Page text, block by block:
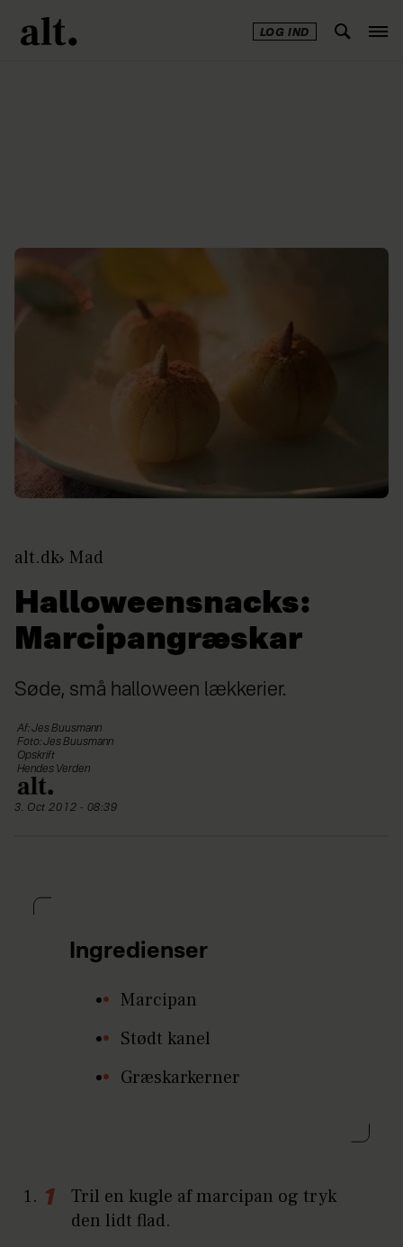
LOG IND
alt.dk Mad
Halloweensnacks:
Marcipangræskar
Søde, små halloween lækkerier.
Af: Jes Buusmann
Foto: Jes Buusmann
Opskrift
Hendes Verden
3. Oct 2012 - 08:39
Ingredienser
Marcipan
Stødt kanel
Græskarkerner
Tril en kugle af marcipan og tryk
den lidt flad.